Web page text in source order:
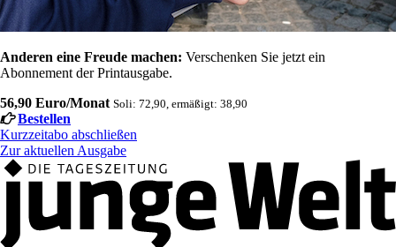
Anderen eine Freude machen: Verschenken Sie jetzt ein
Abonnement der Printausgabe.
56,90 Euro/Monat Soli: 72,90, ermäßigt: 38,90
Bestellen
Kurzzeitabo abschließen
Zur aktuellen Ausgabe